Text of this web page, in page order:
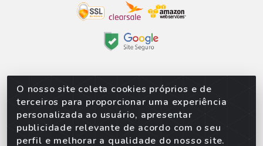
O nosso site coleta cookies próprios e de
terceiros para proporcionar uma experiência
personalizada ao usuário, apresentar
publicidade relevante de acordo com o seu
perfil e melhorar a qualidade do nosso site.
Sorpan - Rodovia dos Imigrantes, Lote 06, São
Matheus, Várzea Grande/MT – CEP 78152-135 -
CNPJ 02.623.537/0010-24